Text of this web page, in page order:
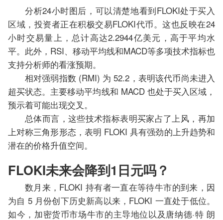
分析24小时图后，可以清楚地看到FLOKI处于买入
区域，投资者正在积极交易FLOKI代币。这也反映在24
小时交易量上，总计高达2.2944亿美元，高于平均水
平。此外，RSI、移动平均线和MACD等多项技术指标也
支持分析师的看涨预期。
相对强弱指数 (RMI) 为 52.2，表明该代币尚未进入
超买状态。主要移动平均线和 MACD 也处于买入区域，
预示着可能出现交叉。
总体而言，这些技术指标表明买家占了上风，再加
上对称三角形形态，表明 FLOKI 具有强劲的上升趋势和
潜在的价格升值空间。
FLOKI未来会降到1日元吗？
数月来，FLOKI 持有者一直在等待牛市的到来，因
为自 5 月份创下历史新高以来，FLOKI 一直处于低位。
如今，加密货币市场牛市的主导地位以及唐纳德·特 朗